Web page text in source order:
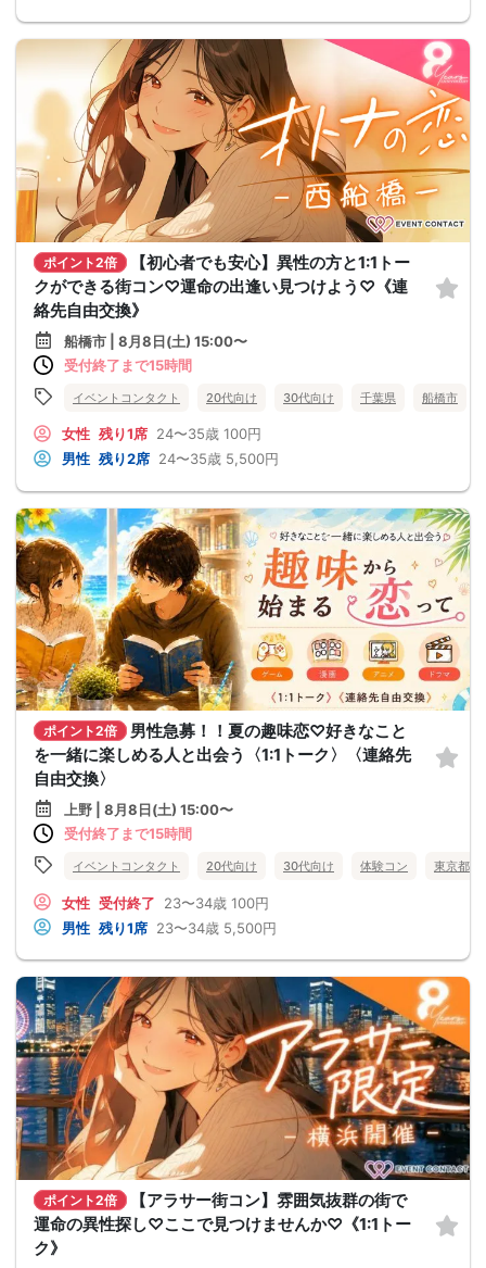
ポイント2倍
【初心者でも安心】異性の方と1:1トー
クができる街コン♡運命の出逢い見つけよう♡《連
絡先自由交換》
船橋市 | 8月8日(土) 15:00〜
受付終了まで15時間
イベントコンタクト 20代向け 30代向け 千葉県 船橋市
女性 残り1席 24〜35歳 100円
男性 残り2席 24〜35歳 5,500円
ポイント2倍
男性急募！！夏の趣味恋♡好きなこと
を一緒に楽しめる人と出会う〈1:1トーク〉〈連絡先
自由交換〉
上野 | 8月8日(土) 15:00〜
受付終了まで15時間
イベントコンタクト 20代向け 30代向け 体験コン 東京都
女性 受付終了 23〜34歳 100円
男性 残り1席 23〜34歳 5,500円
ポイント2倍
【アラサー街コン】雰囲気抜群の街で
運命の異性探し♡ここで見つけませんか♡《1:1トー
ク》